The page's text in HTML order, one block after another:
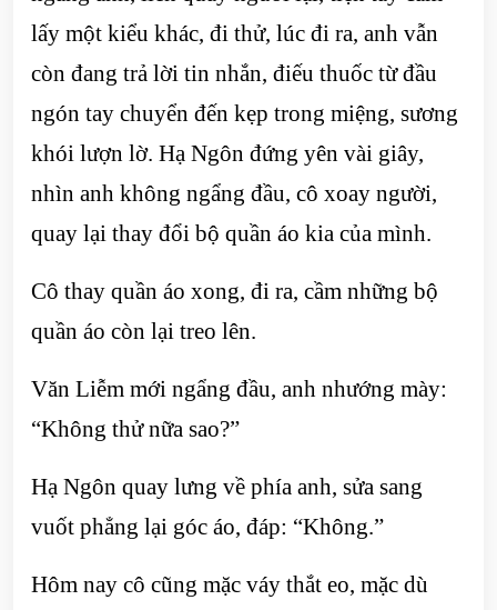
lấy một kiểu khác, đi thử, lúc đi ra, anh vẫn
còn đang trả lời tin nhắn, điếu thuốc từ đầu
ngón tay chuyển đến kẹp trong miệng, sương
khói lượn lờ. Hạ Ngôn đứng yên vài giây,
nhìn anh không ngẩng đầu, cô xoay người,
quay lại thay đổi bộ quần áo kia của mình.
Cô thay quần áo xong, đi ra, cầm những bộ
quần áo còn lại treo lên.
Văn Liễm mới ngẩng đầu, anh nhướng mày:
“Không thử nữa sao?”
Hạ Ngôn quay lưng về phía anh, sửa sang
vuốt phẳng lại góc áo, đáp: “Không.”
Hôm nay cô cũng mặc váy thắt eo, mặc dù